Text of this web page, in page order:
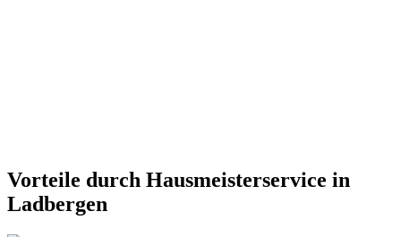
Vorteile durch Hausmeisterservice in
Ladbergen